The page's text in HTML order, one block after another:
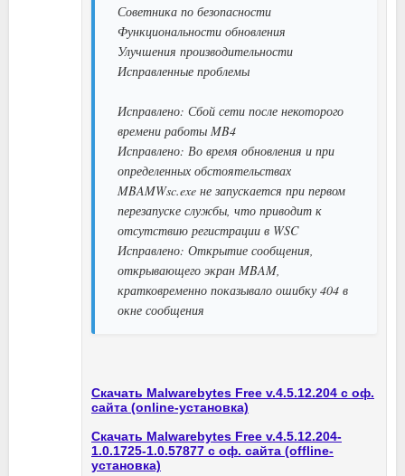
Советника по безопасности
Функциональности обновления
Улучшения производительности
Исправленные проблемы
Исправлено: Сбой сети после некоторого
времени работы MB4
Исправлено: Во время обновления и при
определенных обстоятельствах
MBAMWsc.exe не запускается при первом
перезапуске службы, что приводит к
отсутствию регистрации в WSC
Исправлено: Открытие сообщения,
открывающего экран MBAM,
кратковременно показывало ошибку 404 в
окне сообщения
Скачать Malwarebytes Free v.4.5.12.204 с оф.
сайта (online-установка)
Скачать Malwarebytes Free v.4.5.12.204-
1.0.1725-1.0.57877 с оф. сайта (offline-
установка)